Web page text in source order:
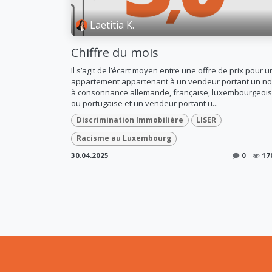
Laetitia K.
Chiffre du mois
Il s’agit de l’écart moyen entre une offre de prix pour
appartement appartenant à un vendeur portant un
à consonnance allemande, française,
ou portugaise et un vendeur portant u...
Discrimination Immobilière
LISER
Racisme au Luxembourg
30.04.2025 0